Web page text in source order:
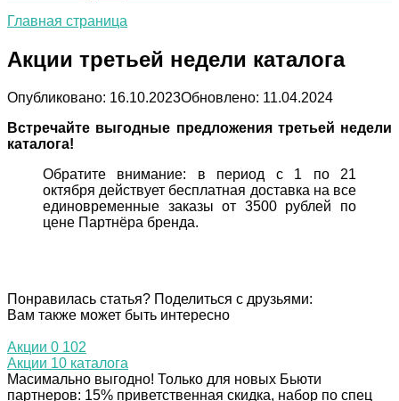
Главная страница
Акции третьей недели каталога
Опубликовано: 16.10.2023Обновлено: 11.04.2024
Встречайте выгодные предложения третьей недели
каталога!
Обратите внимание: в период с 1 по 21
октября действует бесплатная доставка на все
единовременные заказы от 3500 рублей по
цене Партнёра бренда.
Понравилась статья? Поделиться с друзьями:
Вам также может быть интересно
Акции 0 102
Акции 10 каталога
Масимально выгодно! Только для новых Бьюти
партнеров: 15% приветственная скидка, набор по спец